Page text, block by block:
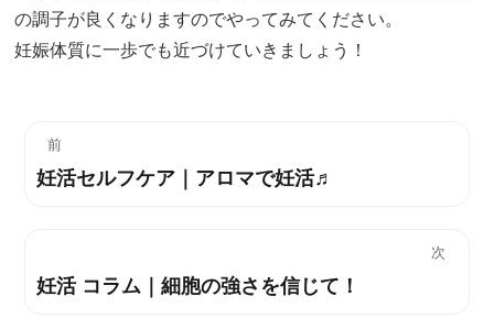
の調子が良くなりますのでやってみてください。
妊娠体質に一歩でも近づけていきましょう！
前
過
稿:
妊活セルフケア｜アロマで妊活♬
次
次
妊活 コラム｜細胞の強さを信じて！